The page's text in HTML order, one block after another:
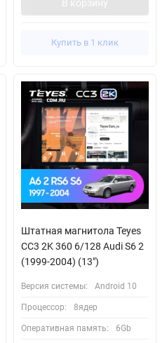
В корзину
Купить в 1 клик
Штатная магнитола Teyes
CC3 2K 360 6/128 Audi S6 2
(1999-2004) (13")
Версия системы: Android 10
Процессор: 8ядер
Оперативная память: 6Gb